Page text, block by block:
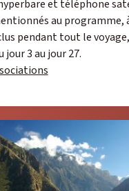
et téléphone
au programme,
pendant tout le
3 au jour 27.